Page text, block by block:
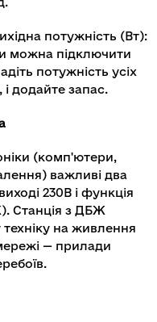
потужність (Вт):
можна підключити
потужність усіх
додайте запас.
(комп'ютери,
важливі два
230В і функція
Станція з ДБЖ
на живлення
— прилади